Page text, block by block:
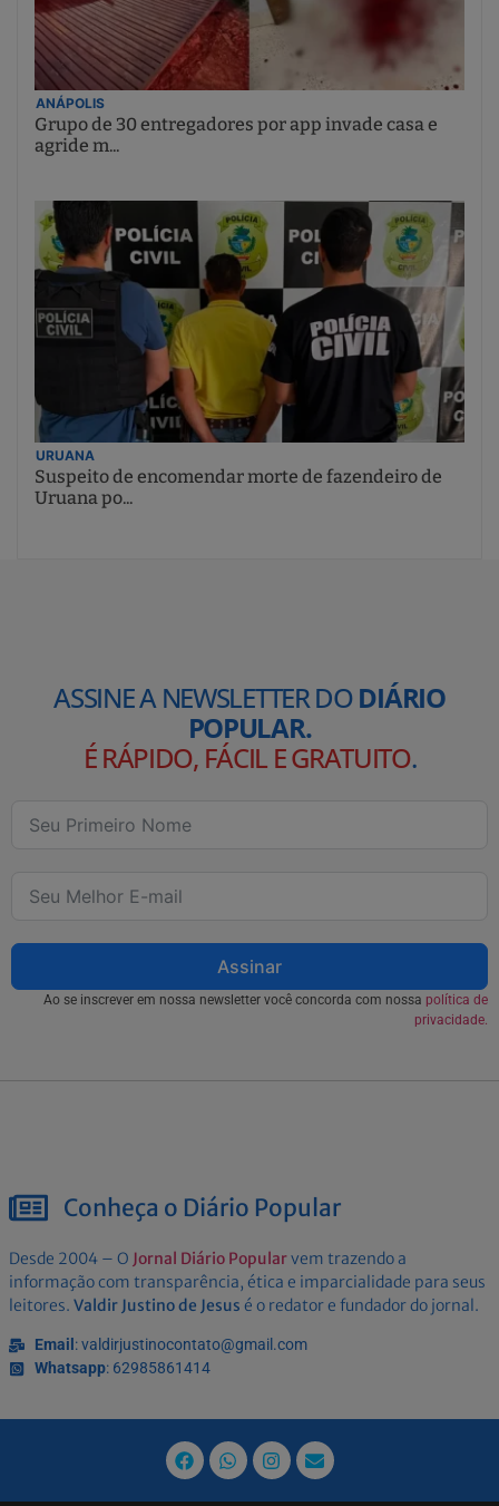
ANÁPOLIS
Grupo de 30 entregadores por app invade casa e
agride m...
URUANA
Suspeito de encomendar morte de fazendeiro de
Uruana po...
ASSINE A NEWSLETTER DODIÁRIO
POPULAR.
É RÁPIDO, FÁCIL E GRATUITO.
Assinar
Ao se inscrever em nossa newsletter você concorda com nossa política de
privacidade.
Conheça o Diário Popular
Desde 2004 – O Jornal Diário Popularvem trazendo a
informação com transparência, ética e imparcialidade para seus
leitores. Valdir Justino de Jesus é o redator e fundador do jornal.
Email : valdirjustinocontato@gmail.com
Whatsapp: 62985861414